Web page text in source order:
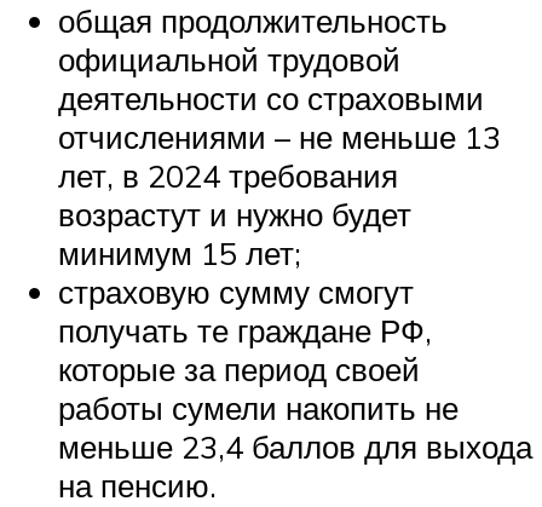
общая продолжительность
официальной трудовой
деятельности со страховыми
отчислениями – не меньше 13
лет, в 2024 требования
возрастут и нужно будет
минимум 15 лет;
страховую сумму смогут
получать те граждане РФ,
которые за период своей
работы сумели накопить не
меньше 23,4 баллов для выхода
на пенсию.